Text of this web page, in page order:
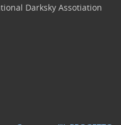
Darksky Assotiation